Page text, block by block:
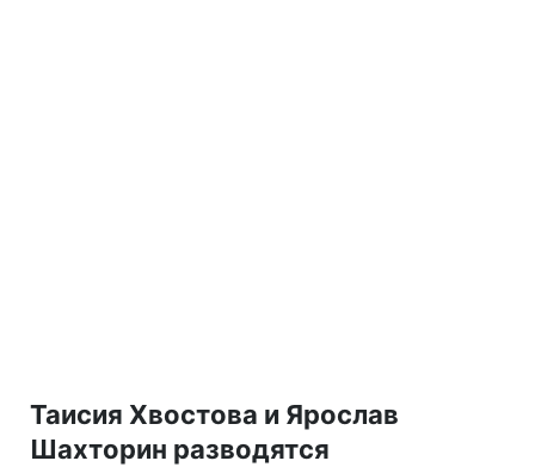
Таисия Хвостова и Ярослав
Шахторин разводятся